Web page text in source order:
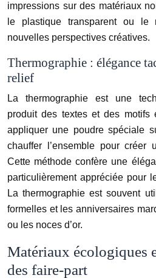
impressions sur des matériaux
le plastique transparent ou le
nouvelles perspectives créatives.
Thermographie : élégance
relief
La thermographie est une
produit des textes et des motifs
appliquer une poudre spéciale
chauffer l’ensemble pour
Cette méthode confère une
particulièrement appréciée pour
La thermographie est souvent
formelles et les anniversaires
ou les noces d’or.
Matériaux écologiques
des faire-part